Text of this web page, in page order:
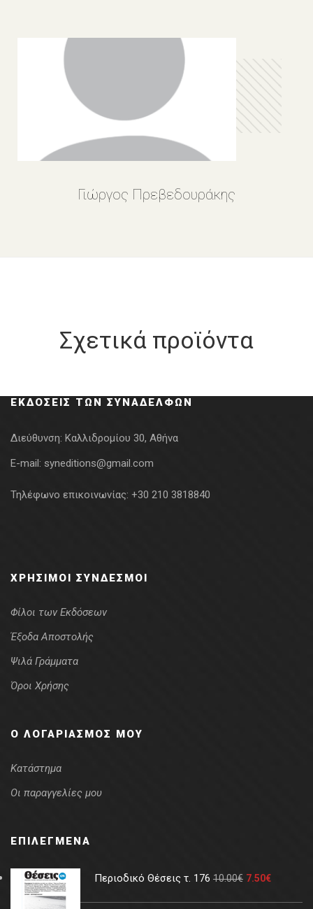
Γιώργος Πρεβεδουράκης
Σχετικά προϊόντα
ΕΚΔΌΣΕΙΣ ΤΩΝ ΣΥΝΑΔΈΛΦΩΝ
Διεύθυνση: Καλλιδρομίου 30, Αθήνα
E-mail: syneditions@gmail.com
Τηλέφωνο επικοινωνίας: +30 210 3818840
ΧΡΉΣΙΜΟΙ ΣΎΝΔΕΣΜΟΙ
Φίλοι των Εκδόσεων
Έξοδα Αποστολής
Ψιλά Γράμματα
Όροι Χρήσης
Ο ΛΟΓΑΡΙΑΣΜΌΣ ΜΟΥ
Κατάστημα
Οι παραγγελίες μου
ΕΠΙΛΕΓΜΈΝΑ
Περιοδικό Θέσεις τ. 176 10.00€ 7.50€